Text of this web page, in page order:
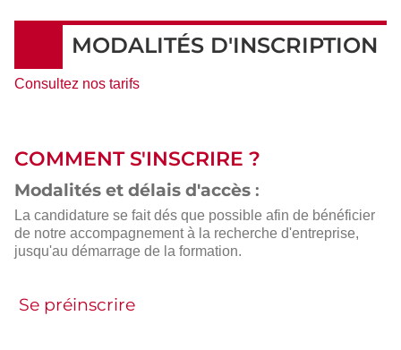
MODALITÉS D'INSCRIPTION
Consultez nos tarifs
COMMENT S'INSCRIRE ?
Modalités et délais d'accès :
La candidature se fait dés que possible afin de bénéficier
de notre accompagnement à la recherche d'entreprise,
jusqu'au démarrage de la formation.
Se préinscrire